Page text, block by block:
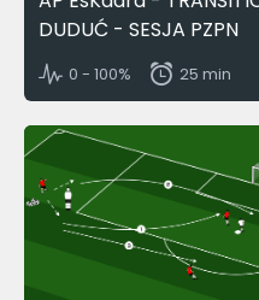
DUDUĆ - SESJA PZPN
0 - 100% 25 min